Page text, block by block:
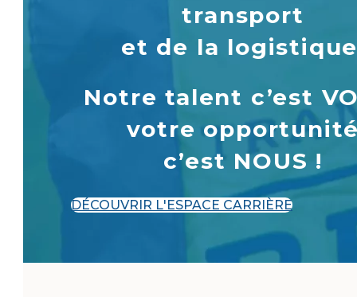
transport
et de la
Notre talent c’est
votre
c’est NOUS !
DÉCOUVRIR L'ESPACE CARRIÈRE